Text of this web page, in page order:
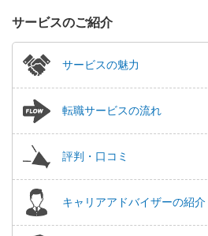
サービスのご紹介
サービスの魅力
転職サービスの流れ
評判・口コミ
キャリアアドバイザーの紹介